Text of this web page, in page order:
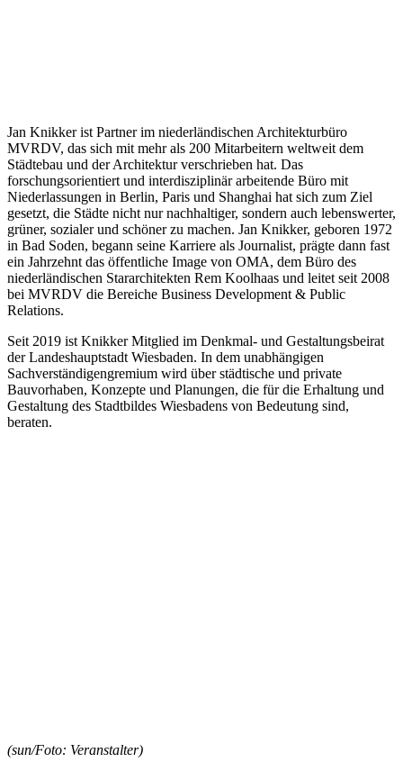
Jan Knikker ist Partner im niederländischen Architekturbüro
MVRDV, das sich mit mehr als 200 Mitarbeitern weltweit dem
Städtebau und der Architektur verschrieben hat. Das
forschungsorientiert und interdisziplinär arbeitende Büro mit
Niederlassungen in Berlin, Paris und Shanghai hat sich zum Ziel
gesetzt, die Städte nicht nur nachhaltiger, sondern auch lebenswerter,
grüner, sozialer und schöner zu machen. Jan Knikker, geboren 1972
in Bad Soden, begann seine Karriere als Journalist, prägte dann fast
ein Jahrzehnt das öffentliche Image von OMA, dem Büro des
niederländischen Stararchitekten Rem Koolhaas und leitet seit 2008
bei MVRDV die Bereiche Business Development & Public
Relations.
Seit 2019 ist Knikker Mitglied im Denkmal- und Gestaltungsbeirat
der Landeshauptstadt Wiesbaden. In dem unabhängigen
Sachverständigengremium wird über städtische und private
Bauvorhaben, Konzepte und Planungen, die für die Erhaltung und
Gestaltung des Stadtbildes Wiesbadens von Bedeutung sind,
beraten.
(sun/Foto: Veranstalter)